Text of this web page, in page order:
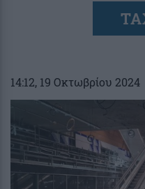
14:12, 19 Οκτωβρίου 2024